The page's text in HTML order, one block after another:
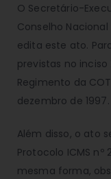
O Secretário-
Conselho
edita este ato.
previstas no inciso
Regimento da
dezembro de 1997.
Além disso, o ato
Protocolo ICMS nº
mesma forma,